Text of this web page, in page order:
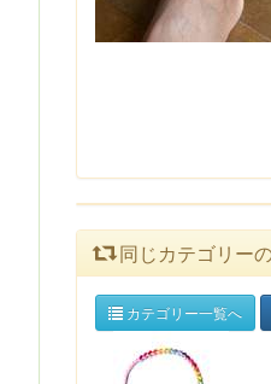
同じカテゴリー
カテゴリー一覧へ